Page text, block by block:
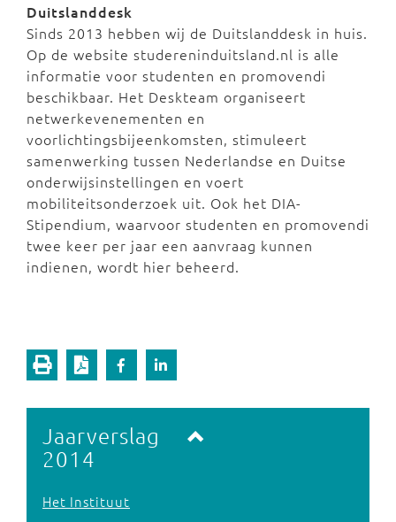
Duitslanddesk
Sinds 2013 hebben wij de Duitslanddesk in huis.
Op de website studereninduitsland.nl is alle
informatie voor studenten en promovendi
beschikbaar. Het Deskteam organiseert
netwerkevenementen en
voorlichtingsbijeenkomsten, stimuleert
samenwerking tussen Nederlandse en Duitse
onderwijsinstellingen en voert
mobiliteitsonderzoek uit. Ook het DIA-
Stipendium, waarvoor studenten en promovendi
twee keer per jaar een aanvraag kunnen
indienen, wordt hier beheerd.
Jaarverslag
2014
Het Instituut